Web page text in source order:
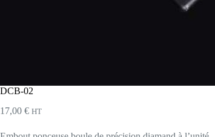
DCB-02
17,00 € HT